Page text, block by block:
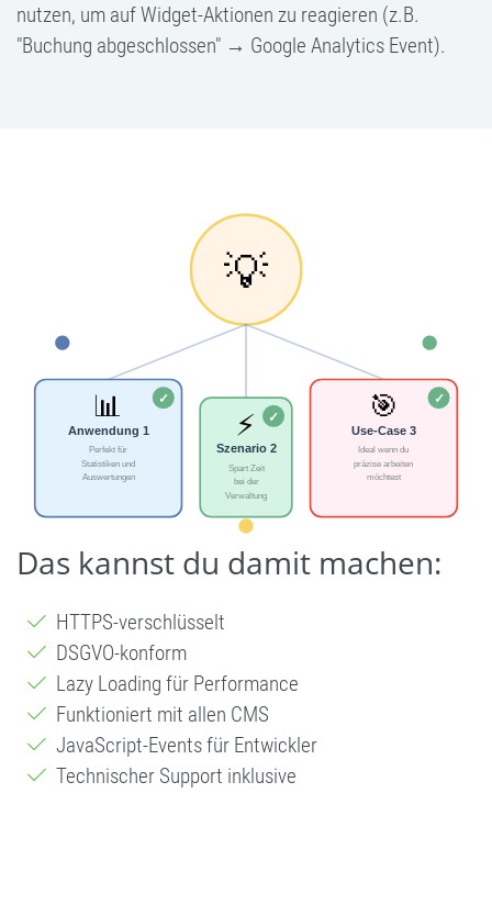
nutzen, um auf Widget-Aktionen zu reagieren (z.B.
"Buchung abgeschlossen" → Google Analytics Event).
Das kannst du damit machen:
HTTPS-verschlüsselt
DSGVO-konform
Lazy Loading für Performance
Funktioniert mit allen CMS
JavaScript-Events für Entwickler
Technischer Support inklusive